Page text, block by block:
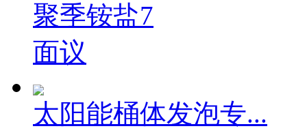
聚季铵盐7
面议
太阳能桶体发泡专...